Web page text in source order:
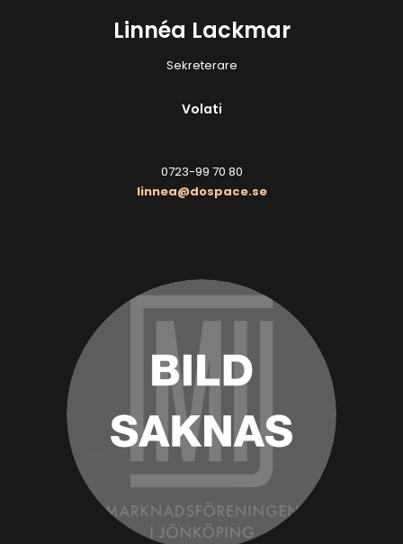
Linnéa Lackmar
Sekreterare
Volati
0723-99 70 80
linnea@dospace.se